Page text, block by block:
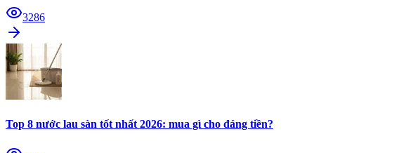
3286
Top 8 nước lau sàn tốt nhất 2026: mua gì cho đáng tiền?